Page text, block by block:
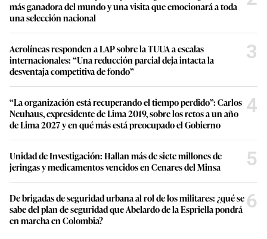
más ganadora del mundo y una visita que emocionará a toda
una selección nacional
Aerolíneas responden a LAP sobre la TUUA a escalas
internacionales: “Una reducción parcial deja intacta la
desventaja competitiva de fondo”
3
“La organización está recuperando el tiempo perdido”: Carlos
Neuhaus, expresidente de Lima 2019, sobre los retos a un año
de Lima 2027 y en qué más está preocupado el Gobierno
4
Unidad de Investigación: Hallan más de siete millones de
jeringas y medicamentos vencidos en Cenares del Minsa
5
De brigadas de seguridad urbana al rol de los militares: ¿qué se
sabe del plan de seguridad que Abelardo de la Espriella pondrá
en marcha en Colombia?
6